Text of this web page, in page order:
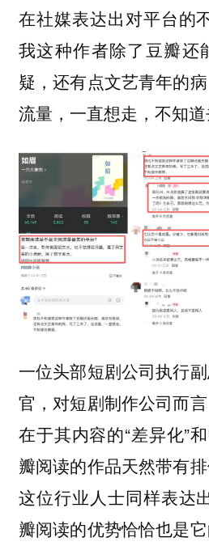
在社媒表达出对平台的
我这种作者除了豆瓣还
疑，还有点文艺青年的
流量，一直想走，不知
一位头部短剧公司执行
官，对短剧制作公司而
在于其内容的“差异化”
瓣阅读的作品天然带有
这位行业人士同样表达
瓣阅读的优势恰恰也是